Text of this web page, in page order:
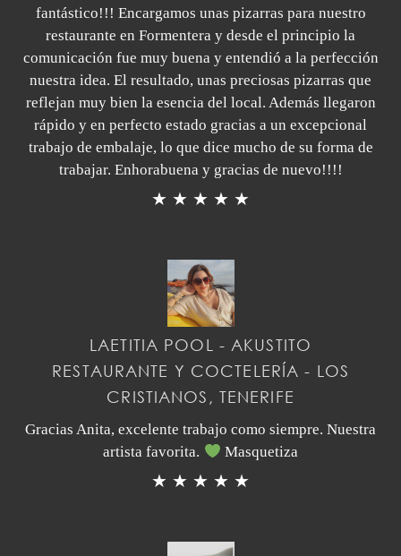
fantástico!!! Encargamos unas pizarras para nuestro
restaurante en Formentera y desde el principio la
comunicación fue muy buena y entendió a la perfección
nuestra idea. El resultado, unas preciosas pizarras que
reflejan muy bien la esencia del local. Además llegaron
rápido y en perfecto estado gracias a un excepcional
trabajo de embalaje, lo que dice mucho de su forma de
trabajar. Enhorabuena y gracias de nuevo!!!!
★ ★ ★ ★ ★
LAETITIA POOL - AKUSTITO
RESTAURANTE Y COCTELERÍA - LOS
CRISTIANOS, TENERIFE
Gracias Anita, excelente trabajo como siempre. Nuestra
artista favorita.
Masquetiza
★ ★ ★ ★ ★